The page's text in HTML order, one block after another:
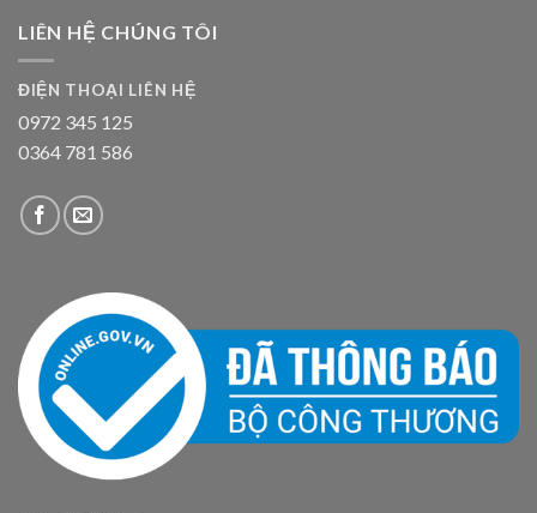
LIÊN HỆ CHÚNG TÔI
ĐIỆN THOẠI LIÊN HỆ
0972 345 125
0364 781 586